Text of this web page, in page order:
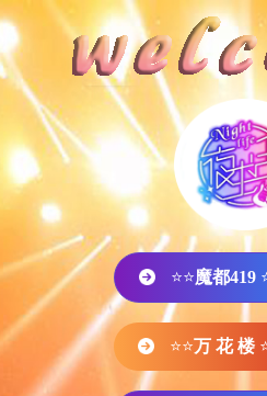
⭐⭐魔都419
⭐⭐万 花 楼